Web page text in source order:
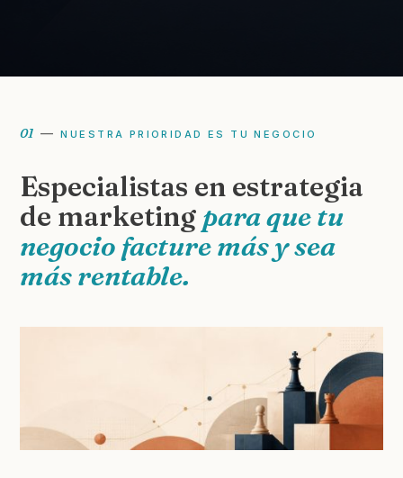
01 —NUESTRA PRIORIDAD ES TU NEGOCIO
Especialistas en estrategia
de marketing para que tu
negocio facture más y sea
más rentable.